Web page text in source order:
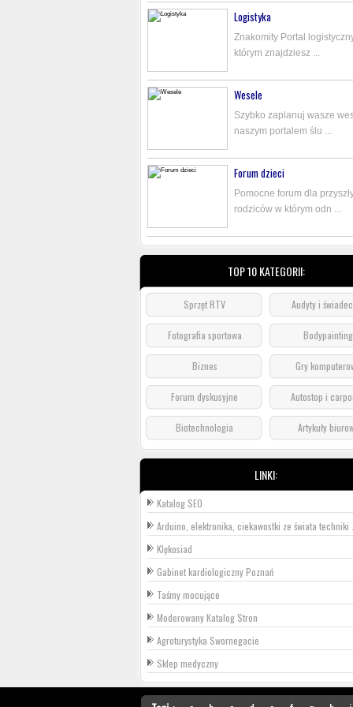
Logistyka
Znakomity Portal
którym znajdziesz ...
Wesele
Szybko zaplanuj wasze
naszym portalem ślu ...
Forum dzieci
Pomocne forum dla
rodziców w którym odn ...
TOP 10 KATEGORII:
Sprzęt RTV Audyty i
Fotografia sportowa Bodypainting
Biznes Gry
Forum dyskusyjne Autostop i
Biotechnologia Artykuły
LINKI:
Katalog SEO
Arduino, elektronika, ciekawostki ze świata techniki
Klękosiad
Gabinet kardiologiczny Poznań
Taśmy mocujące
Moderowany Katalog Stron
Agroturystyka Swornegacie
Sklep medyczny